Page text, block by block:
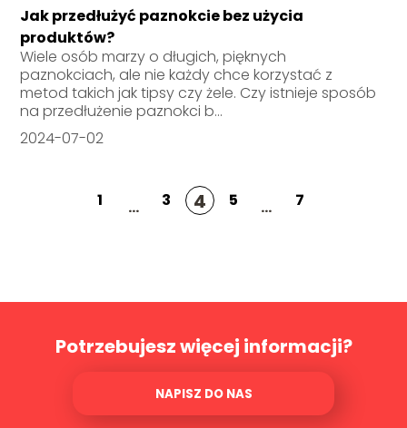
Jak przedłużyć paznokcie bez użycia
produktów?
Wiele osób marzy o długich, pięknych
paznokciach, ale nie każdy chce korzystać z
metod takich jak tipsy czy żele. Czy istnieje sposób
na przedłużenie paznokci b...
2024-07-02
1 ... 3 4 5 ... 7
Potrzebujesz więcej informacji?
NAPISZ DO NAS